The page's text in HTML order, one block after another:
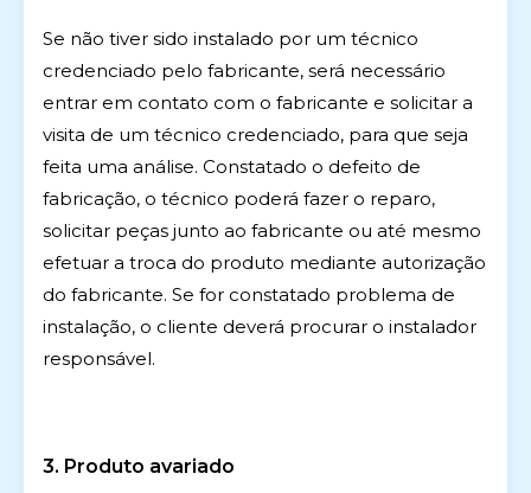
Se não tiver sido instalado por um técnico
credenciado pelo fabricante, será necessário
entrar em contato com o fabricante e solicitar a
visita de um técnico credenciado, para que seja
feita uma análise. Constatado o defeito de
fabricação, o técnico poderá fazer o reparo,
solicitar peças junto ao fabricante ou até mesmo
efetuar a troca do produto mediante autorização
do fabricante. Se for constatado problema de
instalação, o cliente deverá procurar o instalador
responsável.
3. Produto avariado